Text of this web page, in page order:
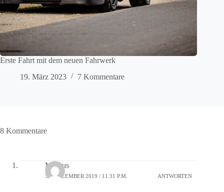
Erste Fahrt mit dem neuen Fahrwerk
19. März 2023
7 Kommentare
8 Kommentare
Markus
30. DEZEMBER 2019 / 11:31 P.M. ANTWORTEN